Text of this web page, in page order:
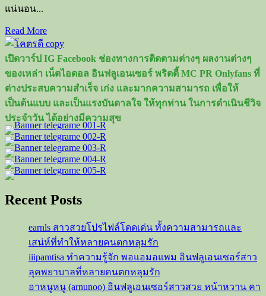
แน่นอน...
Read MoreRead
more
about
เปิด
วาร์
ป
มุก
Itsmukkk
สาว
สัก
ลาย
เซ็กซี่
ชาว
onlyfans
เปิดวาร์ป IG Facebook ช่องทางการติดตามต่างๆ ผลงานต่างๆ
ของเหล่า เน็ตไอดอล อินฟลูเอนเซอร์ พริตตี้ MC PR Onlyfans ที่
ต่างประสบความสำเร็จ เก่ง และมากความสามารถ เพื่อให้
เป็นต้นแบบ และเป็นแรงบันดาลใจ ให้ทุกท่าน ในการดำเนินชีวิจ
ประจำวัน ได้อย่างมีความสุข
Recent Posts
earnls สาวสวยโปรไฟล์โดดเด่น ทั้งความสามารถและ
เสน่ห์ที่ทำให้หลายคนตกหลุมรัก
iiipamtisa ทำความรู้จัก พอแอมอแพม อินฟลูเอนเซอร์สาว
ลุคพยาบาลที่หลายคนตกหลุมรัก
อาหนูหนู (arnunoo) อินฟลูเอนเซอร์สาวสวย หน้าหวาน คา